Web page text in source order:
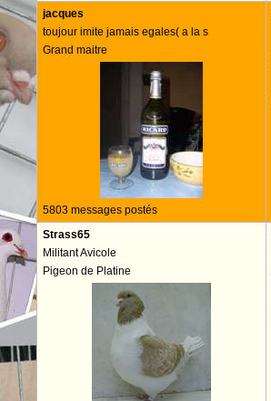
jacques
toujour imite jamais egales( a la s
Grand maitre
5803 messages postés
Strass65
Militant Avicole
Pigeon de Platine